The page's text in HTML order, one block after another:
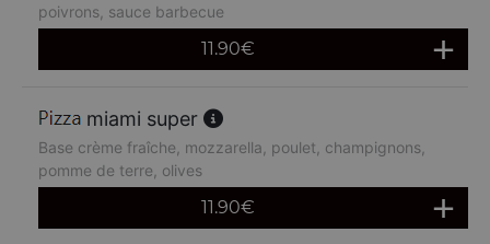
poivrons, sauce barbecue
11.90€
miami super
Base crème fraîche, mozzarella, poulet, champignons,
pomme de terre, olives
11.90€